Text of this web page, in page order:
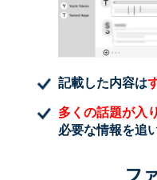
記載した内容は
多くの話題が入
必要な情報を追